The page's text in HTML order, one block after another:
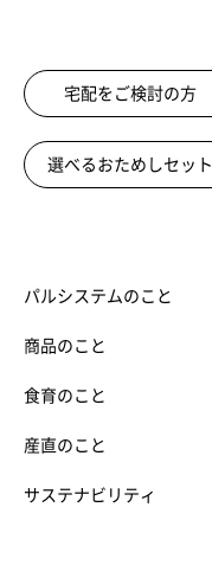
宅配をご検討の方
選べるおためしセット
パルシステムのこと
商品のこと
食育のこと
産直のこと
サステナビリティ